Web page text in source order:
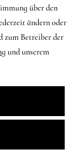
über den
ändern oder
zum Betreiber der
und unserem